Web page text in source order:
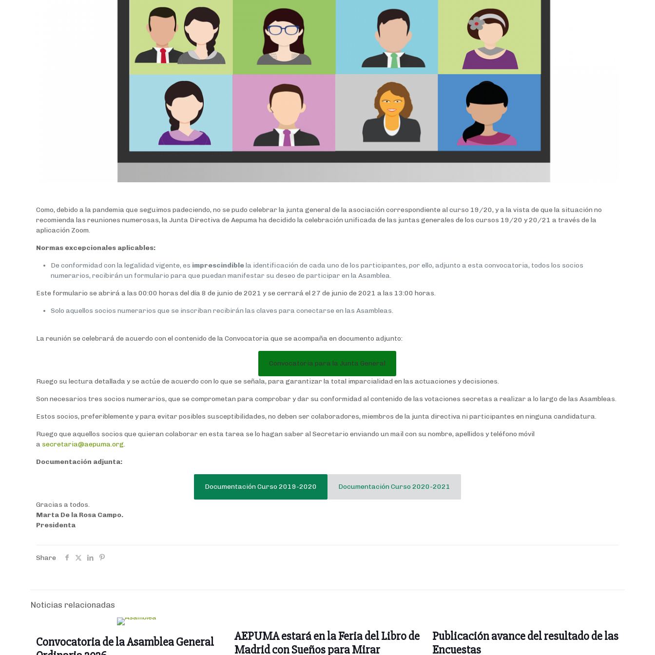
Como, debido a la pandemia que seguimos padeciendo, no se pudo celebrar la junta general de la asociación correspondiente al curso 19/20, y a la vista de que la situación no
recomienda las reuniones numerosas, la Junta Directiva de Aepuma ha decidido la celebración unificada de las juntas generales de los cursos 19/20 y 20/21 a través de la
aplicación Zoom.
Normas excepcionales aplicables:
De conformidad con la legalidad vigente, es imprescindiblela identificación de cada uno de los participantes, por ello, adjunto a esta convocatoria, todos los socios
numerarios, recibirán un formulario para que puedan manifestar su deseo de participar en la Asamblea.
Este formulario se abrirá a las 00:00 horas del día 8 de junio de 2021 y se cerrará el 27 de junio de 2021 a las 13:00 horas.
Solo aquellos socios numerarios que se inscriban recibirán las claves para conectarse en las Asambleas.
La reunión se celebrará de acuerdo con el contenido de la Convocatoria que se acompaña en documento adjunto:
Convocatoria para la Junta General
Ruego su lectura detallada y se actúe de acuerdo con lo que se señala, para garantizar la total imparcialidad en las actuaciones y decisiones.
Son necesarios tres socios numerarios, que se comprometan para comprobar y dar su conformidad al contenido de las votaciones secretas a realizar a lo largo de las Asambleas.
Estos socios, preferiblemente y para evitar posibles susceptibilidades, no deben ser colaboradores, miembros de la junta directiva ni participantes en ninguna candidatura.
Ruego que aquellos socios que quieran colaborar en esta tarea se lo hagan saber al Secretario enviando un mail con su nombre, apellidos y teléfono móvil
a secretaria@aepuma.org.
Documentación adjunta:
Documentación Curso 2019-2020 Documentación Curso 2020-2021
Gracias a todos.
Marta De la Rosa Campo.
Presidenta
Share
Noticias relacionadas
Convocatoria de la Asamblea General
AEPUMA estará en la Feria del Libro de
Madrid con Sueños para Mirar
Publicación avance del resultado de las
Encuestas